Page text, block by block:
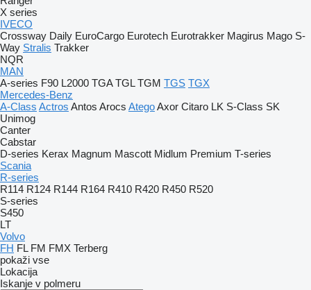
X series
IVECO
Crossway Daily EuroCargo Eurotech Eurotrakker Magirus Mago S-
Way Stralis Trakker
NQR
MAN
A-series F90 L2000 TGA TGL TGM TGS TGX
Mercedes-Benz
A-Class Actros Antos Arocs AtegoAxor Citaro LK S-Class SK
Unimog
Canter
Cabstar
D-series Kerax Magnum Mascott Midlum Premium T-series
Scania
R-series
R114 R124 R144 R164 R410 R420 R450 R520
S-series
S450
LT
Volvo
FH FL FM FMX Terberg
pokaži vse
Lokacija
Iskanje v polmeru